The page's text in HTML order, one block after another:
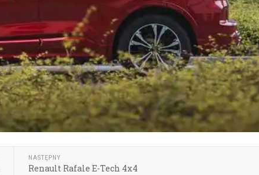
NASTĘPNY
Renault Rafale E-Tech 4x4